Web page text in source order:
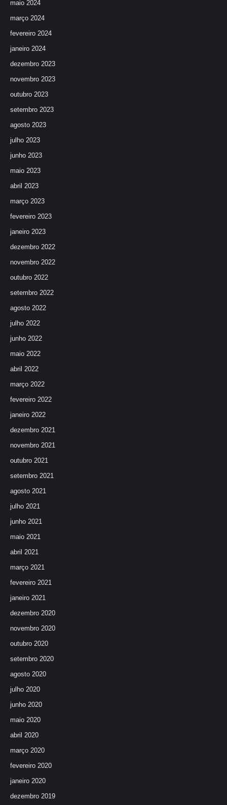
maio 2024
março 2024
fevereiro 2024
janeiro 2024
dezembro 2023
novembro 2023
outubro 2023
setembro 2023
agosto 2023
julho 2023
junho 2023
maio 2023
abril 2023
março 2023
fevereiro 2023
janeiro 2023
dezembro 2022
novembro 2022
outubro 2022
setembro 2022
agosto 2022
julho 2022
junho 2022
maio 2022
abril 2022
março 2022
fevereiro 2022
janeiro 2022
dezembro 2021
novembro 2021
outubro 2021
setembro 2021
agosto 2021
julho 2021
junho 2021
maio 2021
abril 2021
março 2021
fevereiro 2021
janeiro 2021
dezembro 2020
novembro 2020
outubro 2020
setembro 2020
agosto 2020
julho 2020
junho 2020
maio 2020
abril 2020
março 2020
fevereiro 2020
janeiro 2020
dezembro 2019